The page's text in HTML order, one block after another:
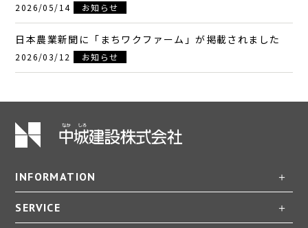
2026/05/14 お知らせ
日本農業新聞に「まちワクファーム」が掲載されました
2026/03/12 お知らせ
INFORMATION
SERVICE